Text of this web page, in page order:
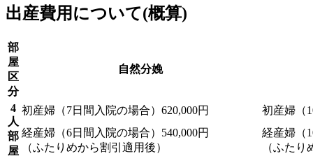
出産費用について(概算)
部
屋
区
分
自然分娩
4
人
部
屋
初産婦（7日間入院の場合） 620,000円
初産婦（
経産婦（6日間入院の場合）540,000円
（ふたりめから割引適用後）
経産婦（
（ふた